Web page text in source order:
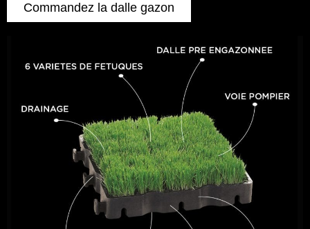
Commandez la dalle gazon